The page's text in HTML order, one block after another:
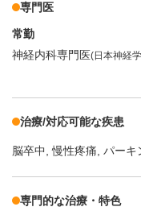
専門医
常勤
神経内科専門医(日本神経
治療/対応可能な疾患
脳卒中 慢性疼痛 パーキ
専門的な治療・特色